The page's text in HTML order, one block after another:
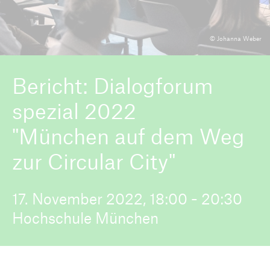
© Johanna Weber
Bericht: Dialogforum
spezial 2022
"München auf dem Weg
zur Circular City"
17. November 2022, 18:00 - 20:30
Hochschule München
Über die Konferenz